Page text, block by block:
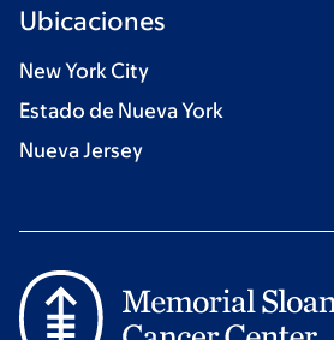
Ubicaciones
New York City
Estado de Nueva York
Nueva Jersey